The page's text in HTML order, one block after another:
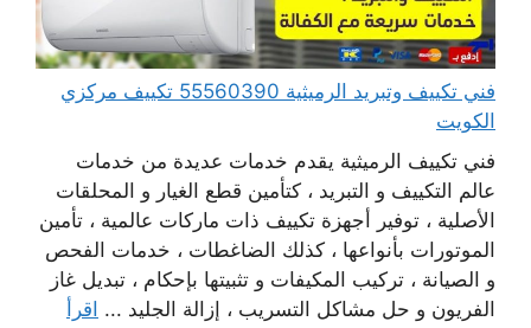
فني تكييف وتبريد الرميثية 55560390 تكييف مركزي
الكويت
فني تكييف الرميثية يقدم خدمات عديدة من خدمات
عالم التكييف و التبريد ، كتأمين قطع الغيار و المحلقات
الأصلية ، توفير أجهزة تكييف ذات ماركات عالمية ، تأمين
الموتورات بأنواعها ، كذلك الضاغطات ، خدمات الفحص
و الصيانة ، تركيب المكيفات و تثبيتها بإحكام ، تبديل غاز
الفريون و حل مشاكل التسريب ، إزالة الجليد ... اقرأ